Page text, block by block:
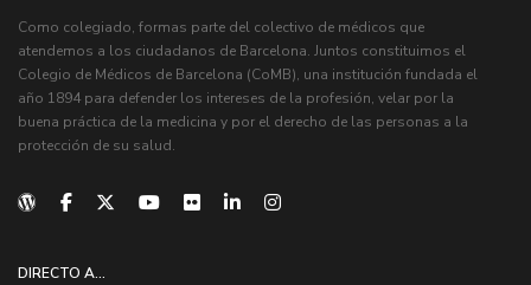
Como colegiado, formas parte del colectivo de médicos que
atendemos a los ciudadanos de Barcelona. Juntos constituimos el
Colegio de Médicos de Barcelona (CoMB), una institución fundada el
año 1894 para defender los intereses de la profesión, velar por la
buena práctica de la medicina y por el derecho de las personas a la
protección de su salud.
DIRECTO A...